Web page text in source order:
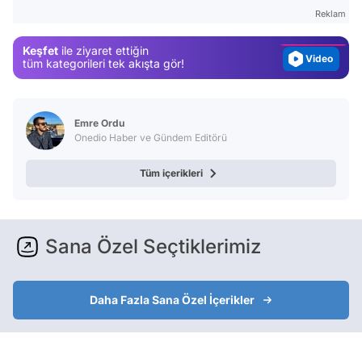
Reklam
Keşfet ile ziyaret ettiğin
tüm kategorileri tek akışta gör!
Video
Emre Ordu
Onedio Haber ve Gündem Editörü
Tüm içerikleri
Sana Özel Seçtiklerimiz
Daha Fazla Sana Özel İçerikler